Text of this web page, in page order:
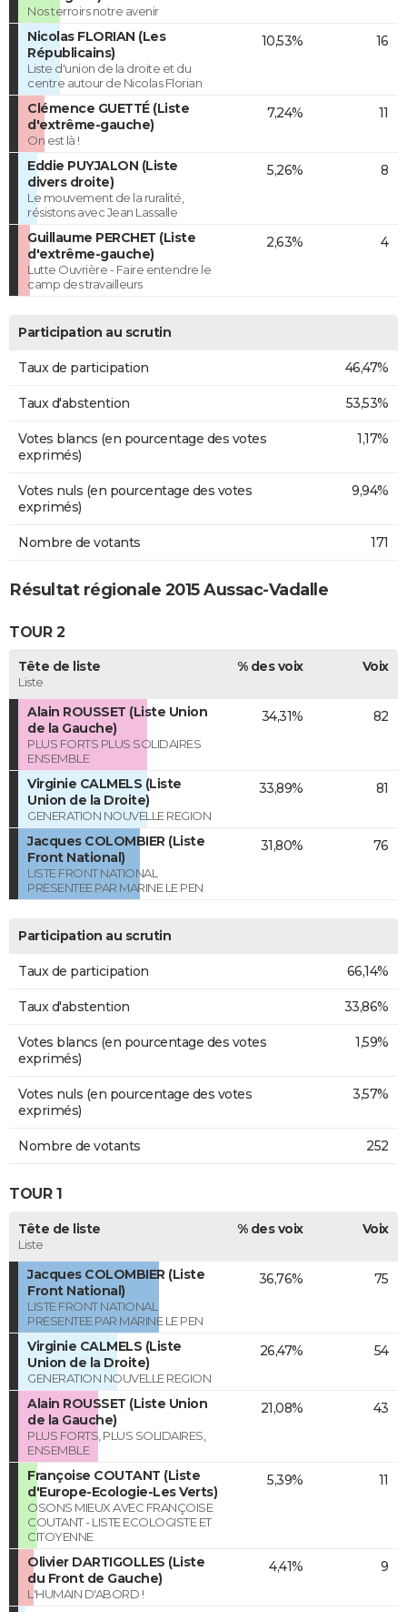
Nos terroirs notre avenir
Nicolas FLORIAN (Les
Républicains)
Liste d'union de la droite et du
centre autour de Nicolas Florian
10,53% 16
Clémence GUETTÉ (Liste
d'extrême-gauche)
On est là !
7,24% 11
Eddie PUYJALON (Liste
divers droite)
Le mouvement de la ruralité,
résistons avec Jean Lassalle
5,26% 8
Guillaume PERCHET (Liste
d'extrême-gauche)
Lutte Ouvrière - Faire entendre le
camp des travailleurs
2,63% 4
Participation au scrutin
Taux de participation 46,47%
Taux d'abstention 53,53%
Votes blancs (en pourcentage des votes
exprimés)
1,17%
Votes nuls (en pourcentage des votes
exprimés)
9,94%
Nombre de votants 171
Résultat régionale 2015 Aussac-Vadalle
TOUR 2
Tête de liste
Liste
% des voix Voix
Alain ROUSSET (Liste Union
de la Gauche)
PLUS FORTS PLUS SOLIDAIRES
ENSEMBLE
34,31% 82
Virginie CALMELS (Liste
Union de la Droite)
GENERATION NOUVELLE REGION
33,89% 81
Jacques COLOMBIER (Liste
Front National)
LISTE FRONT NATIONAL
PRESENTEE PAR MARINE LE PEN
31,80% 76
Participation au scrutin
Taux de participation 66,14%
Taux d'abstention 33,86%
Votes blancs (en pourcentage des votes
exprimés)
1,59%
Votes nuls (en pourcentage des votes
exprimés)
3,57%
Nombre de votants 252
TOUR 1
Tête de liste
Liste
% des voix Voix
Jacques COLOMBIER (Liste
Front National)
LISTE FRONT NATIONAL
PRESENTEE PAR MARINE LE PEN
36,76% 75
Virginie CALMELS (Liste
Union de la Droite)
GENERATION NOUVELLE REGION
26,47% 54
Alain ROUSSET (Liste Union
de la Gauche)
PLUS FORTS, PLUS SOLIDAIRES,
ENSEMBLE
21,08% 43
Françoise COUTANT (Liste
d'Europe-Ecologie-Les Verts)
OSONS MIEUX AVEC FRANÇOISE
COUTANT - LISTE ECOLOGISTE ET
CITOYENNE
5,39% 11
Olivier DARTIGOLLES (Liste
du Front de Gauche)
L'HUMAIN D'ABORD !
4,41% 9